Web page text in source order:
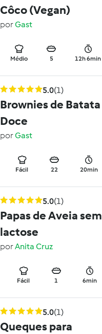
Côco (Vegan)
porGast
Médio 5 12h 6min
5.0(1)
Brownies de Batata
Doce
porGast
Fácil 22 20min
5.0(1)
Papas de Aveia sem
lactose
porAnita Cruz
Fácil 1 6min
5.0(1)
Queques para